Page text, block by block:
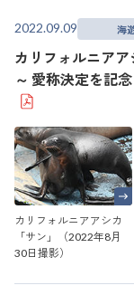
2022.09.09 海
カリフォルニアア
～ 愛称決定を記
カリフォルニアアシカ
「サン」（2022年8月
30日撮影）